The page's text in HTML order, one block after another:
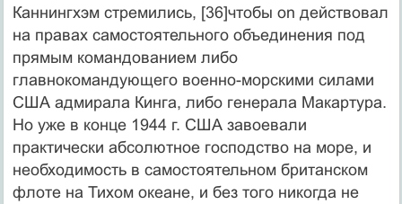
Каннингхэм стремились, [36]чтобы on действовал
на правах самостоятельного объединения под
прямым командованием либо
главнокомандующего военно-морскими силами
США адмирала Кинга, либо генерала Макартура.
Но уже в конце 1944 г. США завоевали
практически абсолютное господство на море, и
необходимость в самостоятельном британском
флоте на Тихом океане, и без того никогда не